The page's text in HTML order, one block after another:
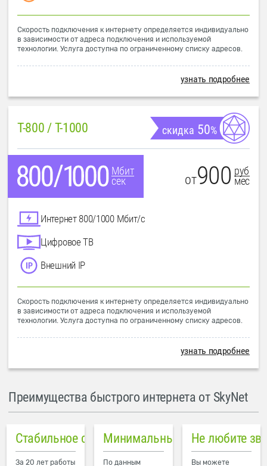
Скорость подключения к интернету определяется индивидуально
в зависимости от адреса подключения и используемой
технологии. Услуга доступна по ограниченному списку адресов.
узнать подробнее
T-800 / T-1000 скидка 50%
Мбит
сек
от900 руб
мес
Интернет 800/1000 Мбит/с
Цифровое ТВ
Внешний IP
Скорость подключения к интернету определяется индивидуально
в зависимости от адреса подключения и используемой
технологии. Услуга доступна по ограниченному списку адресов.
узнать подробнее
Преимущества быстрого интернета от SkyNet
Стабильное соединение
За 20 лет работы
Минимальный пинг в городе
По данным
Не любите
Вы можете